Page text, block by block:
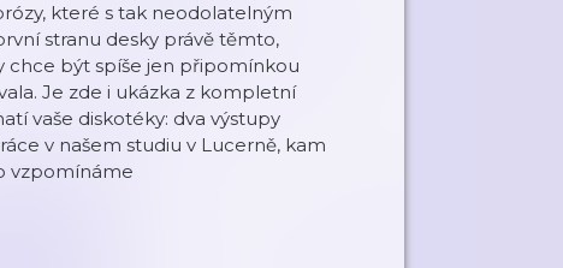
které s tak neodolatelným
stranu desky právě těmto,
chce být spíše jen připomínkou
Je zde i ukázka z kompletní
vaše diskotéky: dva výstupy
v našem studiu v Lucerně, kam
vzpomínáme